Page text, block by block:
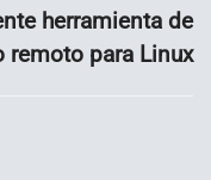
herramienta de
remoto para Linux